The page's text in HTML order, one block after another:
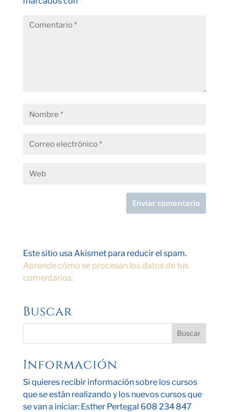
Este sitio usa Akismet para reducir el spam.
Aprende cómo se procesan los datos de tus
comentarios.
Buscar
Información
Si quieres recibir información sobre los cursos
que se están realizando y los nuevos cursos que
se van a iniciar: Esther Pertegal 608 234 847